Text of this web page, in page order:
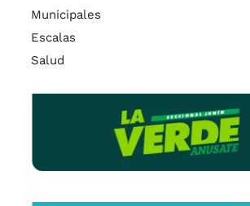
Municipales
Escalas
Salud